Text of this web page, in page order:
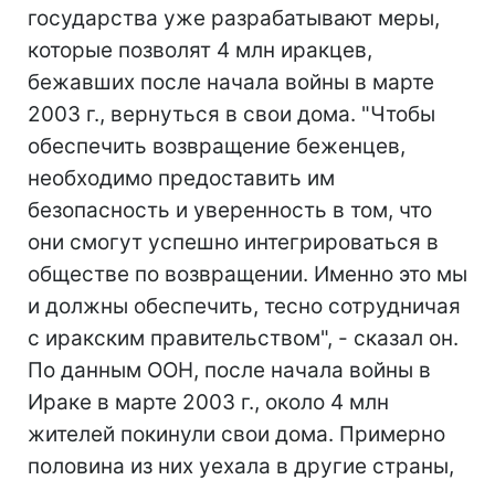
государства уже разрабатывают меры,
которые позволят 4 млн иракцев,
бежавших после начала войны в марте
2003 г., вернуться в свои дома. "Чтобы
обеспечить возвращение беженцев,
необходимо предоставить им
безопасность и уверенность в том, что
они смогут успешно интегрироваться в
обществе по возвращении. Именно это мы
и должны обеспечить, тесно сотрудничая
с иракским правительством", - сказал он.
По данным ООН, после начала войны в
Ираке в марте 2003 г., около 4 млн
жителей покинули свои дома. Примерно
половина из них уехала в другие страны,